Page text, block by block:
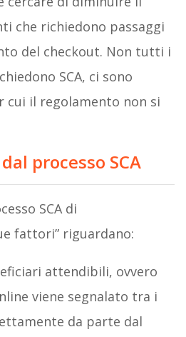
che richiedono passaggi
del checkout. Non tutti i
SCA, ci sono
cui il regolamento non si
processo SCA
SCA di
fattori” riguardano:
attendibili, ovvero
viene segnalato tra i
da parte dal